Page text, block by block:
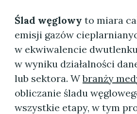
Ślad węglowy to miara
emisji gazów
w ekwiwalencie dwutlenku
w wyniku działalności
lub sektora. Wbranży
obliczanie śladu
wszystkie etapy, w tym